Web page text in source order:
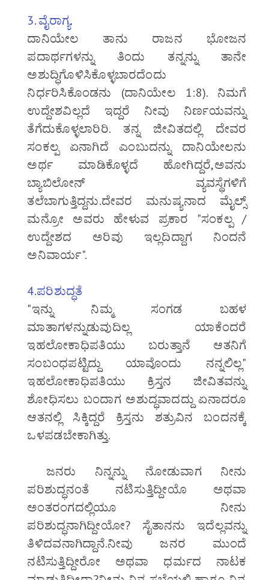
3. ವೈರಾಗ್ಯ.
ದಾನಿಯೇಲ ತಾನು ರಾಜನ ಭೋಜನ
ಪದಾರ್ಥಗಳನ್ನು ತಿಂದು ತನ್ನನ್ನು ತಾನೇ
ಅಶುದ್ಧಿಗೊಳಿಸಿಕೊಳ್ಳಬಾರದೆಂದು
ನಿರ್ಧರಿಸಿಕೊಂಡನು (ದಾನಿಯೇಲ 1:8). ನಿಮಗೆ
ಉದ್ದೇಶವಿಲ್ಲದೆ ಇದ್ದರೆ ನೀವು ನಿರ್ಣಯವನ್ನು
ತೆಗೆದುಕೊಳ್ಳಲಾರಿರಿ. ತನ್ನ ಜೀವಿತದಲ್ಲಿ ದೇವರ
ಸಂಕಲ್ಪ ಏನಾಗಿದೆ ಎಂಬುದನ್ನು ದಾನಿಯೇಲನು
ಅರ್ಥ ಮಾಡಿಕೊಳ್ಳದೆ ಹೋಗಿದ್ದರೆ,ಅವನು
ಬ್ಯಾಬಿಲೋನ್ ವ್ಯವಸ್ಥೆಗಳಿಗೆ
ತಲೆಬಾಗುತ್ತಿದ್ದನು.ದೇವರ ಮನುಷ್ಯನಾದ ಮೈಲ್ಸ್
ಮನ್ರೋ ಅವರು ಹೇಳುವ ಪ್ರಕಾರ "ಸಂಕಲ್ಪ /
ಉದ್ದೇಶದ ಅರಿವು ಇಲ್ಲದಿದ್ದಾಗ ನಿಂದನೆ
ಅನಿವಾರ್ಯ".
4.ಪರಿಶುದ್ಧತೆ
"ಇನ್ನು ನಿಮ್ಮ ಸಂಗಡ ಬಹಳ
ಮಾತಾಗಳನ್ನುಡುವುದಿಲ್ಲ ಯಾಕೆಂದರೆ
ಇಹಲೋಕಾಧಿಪತಿಯು ಬರುತ್ತಾನೆ ಆತನಿಗೆ
ಸಂಬಂಧಪಟ್ಟಿದ್ದು ಯಾವೊಂದು ನನ್ನಲಿಲ್ಲ"
ಇಹಲೋಕಾಧಿಪತಿಯು ಕ್ರಿಸ್ತನ ಜೀವಿತವನ್ನು
ಶೋಧಿಸಲು ಬಂದಾಗ ಅಶುದ್ಧವಾದದ್ದು ಏನಾದರೂ
ಆತನಲ್ಲಿ ಸಿಕ್ಕಿದ್ದರೆ ಕ್ರಿಸ್ತನು ಶತ್ರುವಿನ ಬಂದನಕ್ಕೆ
ಒಳಪಡಬೇಕಾಗಿತ್ತು.
ಜನರು ನಿನ್ನನ್ನು ನೋಡುವಾಗ ನೀನು
ಪರಿಶುದ್ಧನಂತೆ ನಟಿಸುತ್ತಿದ್ದೀಯೊ ಅಥವಾ
ಅಂತರಂಗದಲ್ಲಿಯೂ ನೀನು
ಪರಿಶುದ್ಧನಾಗಿದ್ದೀಯೋ? ಸೈತಾನನು ಇದೆಲ್ಲವನ್ನು
ತಿಳಿದವನಾಗಿದ್ದಾನೆ.ನೀವು ಜನರ ಮುಂದೆ
ನಟಿಸುತ್ತಿದ್ದೀರೋ ಅಥವಾ ಧರ್ಮದ ನಾಟಕ